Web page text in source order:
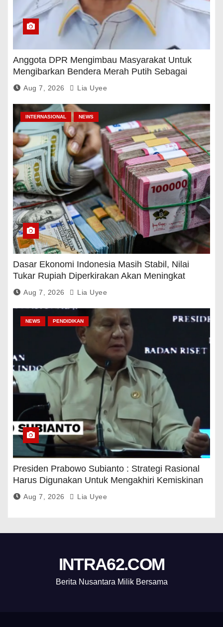
Anggota DPR Mengimbau Masyarakat Untuk
Mengibarkan Bendera Merah Putih Sebagai
Tanda Rasa Terima Kasih
Aug 7, 2026 Lia Uyee
INTERNASIONAL NEWS
Dasar Ekonomi Indonesia Masih Stabil, Nilai
Tukar Rupiah Diperkirakan Akan Meningkat
Aug 7, 2026 Lia Uyee
NEWS PENDIDIKAN
Presiden Prabowo Subianto : Strategi Rasional
Harus Digunakan Untuk Mengakhiri Kemiskinan
Aug 7, 2026 Lia Uyee
INTRA62.COM
Berita Nusantara Milik Bersama